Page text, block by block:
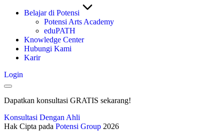
Belajar di Potensi
Potensi Arts Academy
eduPATH
Knowledge Center
Hubungi Kami
Karir
Login
Dapatkan konsultasi GRATIS sekarang!
Konsultasi Dengan Ahli
Hak Cipta pada Potensi Group 2026